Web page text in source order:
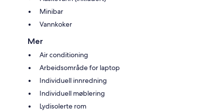
Minibar
Vannkoker
Mer
Air conditioning
Arbeidsområde for laptop
Individuell innredning
Individuell møblering
Lydisolerte rom